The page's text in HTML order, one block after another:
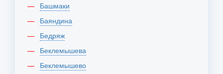
Башмаки
Баяндина
Бедряж
Беклемышева
Беклемышево